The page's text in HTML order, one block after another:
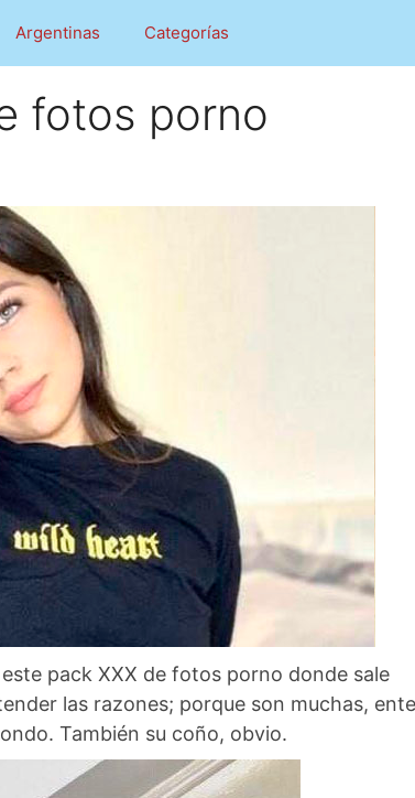
Argentinas Categorías
fotos porno
pack XXX de fotos porno donde sale
las razones; porque son muchas,
También su coño, obvio.